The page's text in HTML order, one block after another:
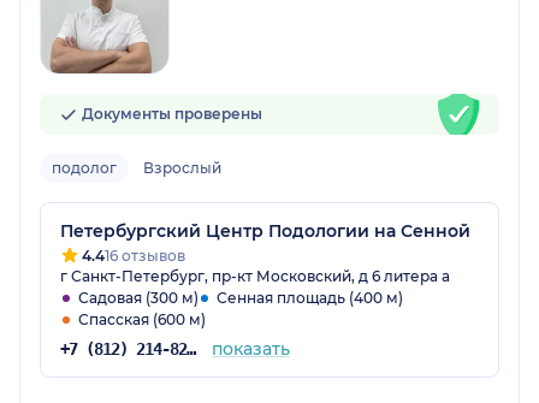
Документы проверены
подолог Взрослый
Петербургский Центр Подологии на Сенной
4.416 отзывов
г Санкт-Петербург, пр-кт Московский, д 6 литера а
Садовая (300 м)
Сенная площадь (400 м)
Спасская (600 м)
+7 (812) 214-82-04 показать